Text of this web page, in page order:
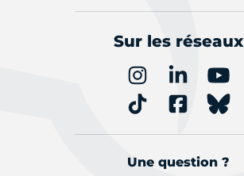
Sur les réseaux
Une question ?